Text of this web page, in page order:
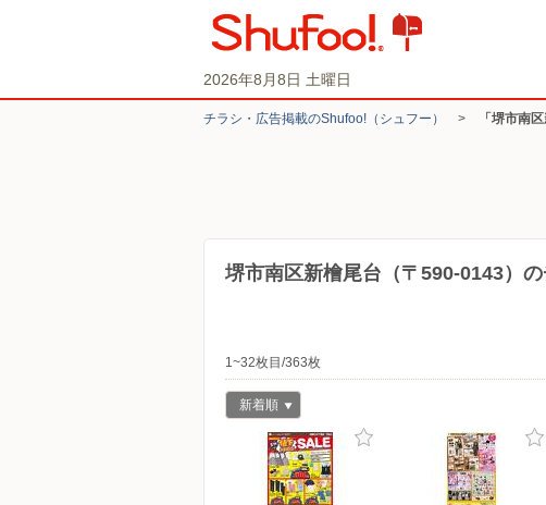
2026年8月8日 土曜日
チラシ・​広告掲載の​Shufoo!​（シュフー） > 「堺市南
堺市南区新檜尾台（〒590-0143）
1~32枚目/363枚
新着順